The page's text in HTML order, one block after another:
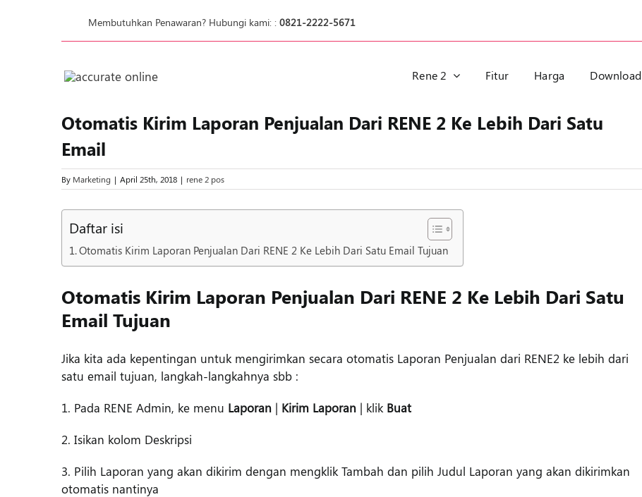
Membutuhkan Penawaran? Hubungi kami: : 0821-2222-5671
Rene 2 Fitur Harga Download
Otomatis Kirim Laporan Penjualan Dari RENE 2 Ke Lebih Dari Satu
Email
By Marketing | April 25th, 2018 | rene 2 pos
Daftar isi
Otomatis Kirim Laporan Penjualan Dari RENE 2 Ke Lebih Dari Satu Email Tujuan
Otomatis Kirim Laporan Penjualan Dari RENE 2 Ke Lebih Dari Satu
Email Tujuan
Jika kita ada kepentingan untuk mengirimkan secara otomatis Laporan Penjualan dari RENE2 ke lebih dari
satu email tujuan, langkah-langkahnya sbb :
1. Pada RENE Admin, ke menu Laporan | Kirim Laporan | klik Buat
2. Isikan kolom Deskripsi
3. Pilih Laporan yang akan dikirim dengan mengklik Tambah dan pilih Judul Laporan yang akan dikirimkan
otomatis nantinya